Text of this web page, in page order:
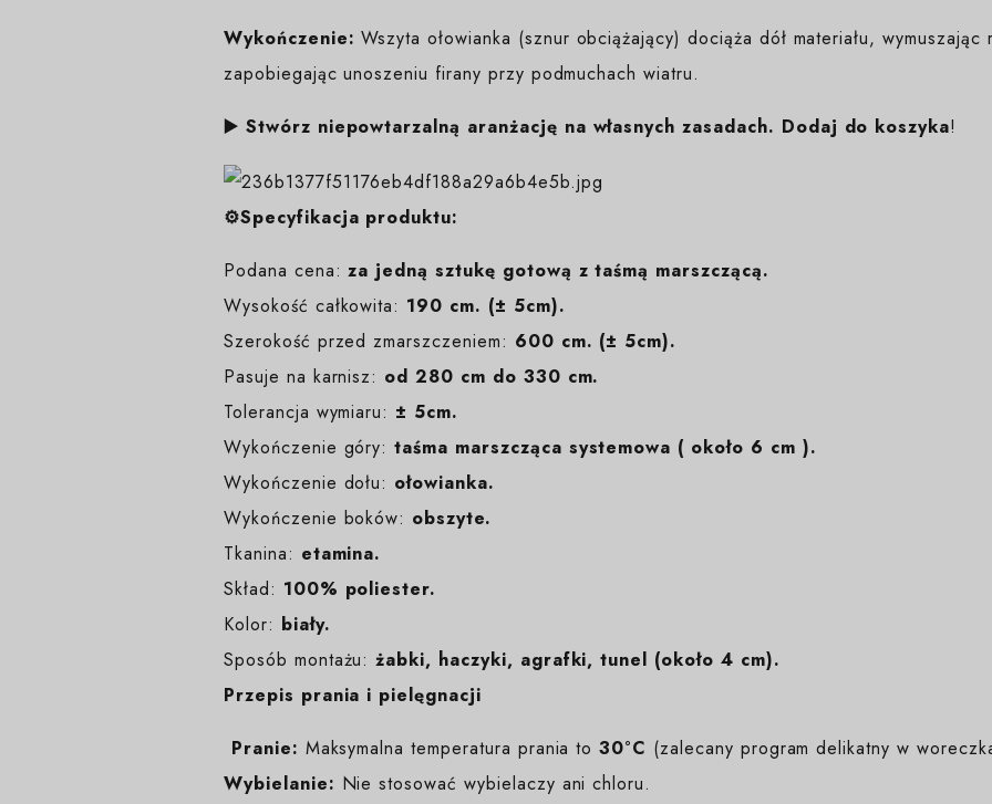
Wykończenie: Wszyta ołowianka (sznur obciążający) dociąża dół materiału,
zapobiegając unoszeniu firany przy podmuchach wiatru.
▶️ Stwórz niepowtarzalną aranżację na własnych zasadach. Dodaj do koszyka!
⚙️Specyfikacja produktu:
Podana cena: za jedną sztukę gotową z taśmą marszczącą.
Wysokość całkowita: 190 cm. (± 5cm).
Szerokość przed zmarszczeniem: 600 cm. (± 5cm).
Pasuje na karnisz: od 280 cm do 330 cm.
Tolerancja wymiaru: ± 5cm.
Wykończenie góry:taśma marszcząca systemowa ( około 6 cm ).
Wykończenie dołu: ołowianka.
Wykończenie boków: obszyte.
Tkanina: etamina.
Skład: 100% poliester.
Kolor: biały.
Sposób montażu:żabki, haczyki, agrafki, tunel (około 4 cm).
Przepis prania i pielęgnacji
Pranie: Maksymalna temperatura prania to30°C (zalecany program delikatny w
Wybielanie: Nie stosować wybielaczy ani chloru.